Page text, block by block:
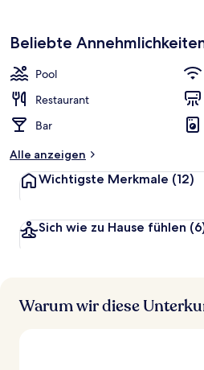
Beliebte
Pool
Restaurant
Bar
Alle anzeigen
Wichtigste Merkmale (12)
Sich wie zu Hause fühlen
Warum wir diese